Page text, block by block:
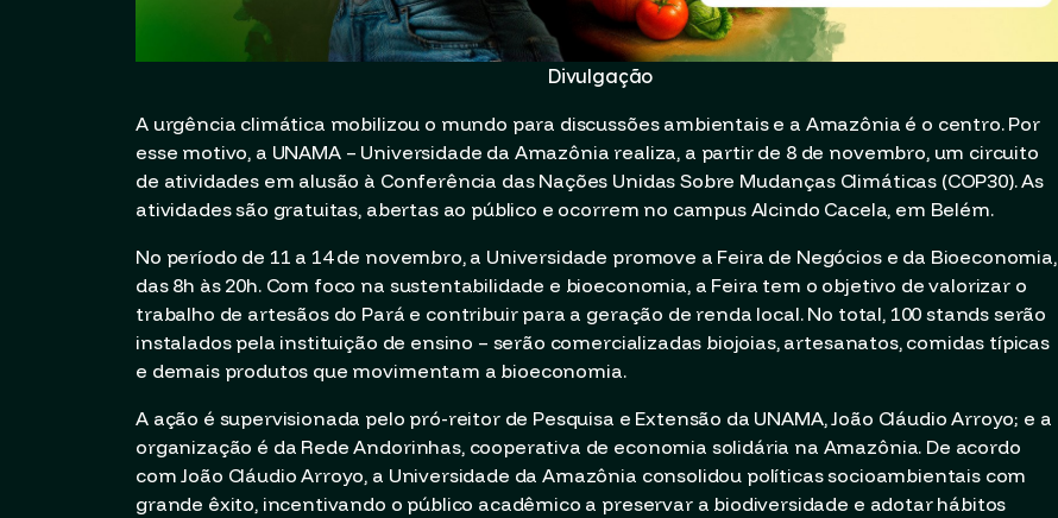
Divulgação
A urgência climática mobilizou o mundo para discussões ambientais e a Amazônia é o centro. Por
esse motivo, a UNAMA – Universidade da Amazônia realiza, a partir de 8 de novembro, um circuito
de atividades em alusão à Conferência das Nações Unidas Sobre Mudanças Climáticas (COP30). As
atividades são gratuitas, abertas ao público e ocorrem no campus Alcindo Cacela, em Belém.
No período de 11 a 14 de novembro, a Universidade promove a Feira de Negócios e da Bioeconomia,
das 8h às 20h. Com foco na sustentabilidade e bioeconomia, a Feira tem o objetivo de valorizar o
trabalho de artesãos do Pará e contribuir para a geração de renda local. No total, 100 stands serão
instalados pela instituição de ensino – serão comercializadas biojoias, artesanatos, comidas típicas
e demais produtos que movimentam a bioeconomia.
A ação é supervisionada pelo pró-reitor de Pesquisa e Extensão da UNAMA, João Cláudio Arroyo; e a
organização é da Rede Andorinhas, cooperativa de economia solidária na Amazônia. De acordo
com João Cláudio Arroyo, a Universidade da Amazônia consolidou políticas socioambientais com
grande êxito, incentivando o público acadêmico a preservar a biodiversidade e adotar hábitos